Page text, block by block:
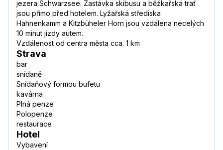
jezera Schwarzsee. Zastávka skibusu a běžkařská trať
jsou přímo před hotelem. Lyžařská střediska
Hahnenkamm a Kitzbüheler Horn jsou vzdálena necelých
10 minut jízdy autem.
Vzdálenost od centra města cca. 1 km
Strava
bar
snídaně
Snídaňový formou bufetu
kavárna
Plná penze
Polopenze
restaurace
Hotel
Vybavení